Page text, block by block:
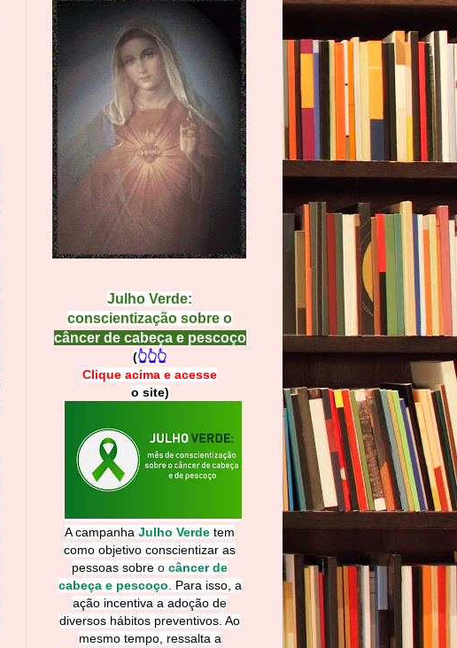
Julho Verde:
conscientização sobre o
câncer de cabeça e pescoço
(👆👆👆
Clique acima e acesse
o site)
A campanha Julho Verde tem
como objetivo conscientizar as
pessoas sobre o câncer de
cabeça e pescoço
Para isso, a
ação incentiva a adoção de
diversos hábitos preventivos. Ao
mesmo tempo, ressalta a